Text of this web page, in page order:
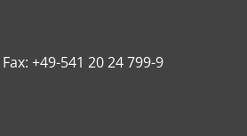
+49-541 20 24 799-9